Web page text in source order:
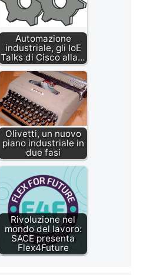
Automazione
industriale, gli IoE
Talks di Cisco alla…
Olivetti, un nuovo
piano industriale in
due fasi
Rivoluzione nel
mondo del lavoro:
SACE presenta
Flex4Future